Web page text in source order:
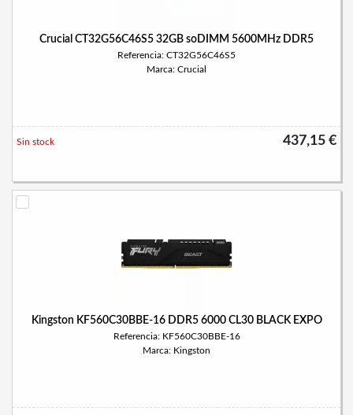
Crucial CT32G56C46S5 32GB soDIMM 5600MHz DDR5
Referencia: CT32G56C46S5
Marca: Crucial
437,15 €
Sin stock
Kingston KF560C30BBE-16 DDR5 6000 CL30 BLACK EXPO
Referencia: KF560C30BBE-16
Marca: Kingston